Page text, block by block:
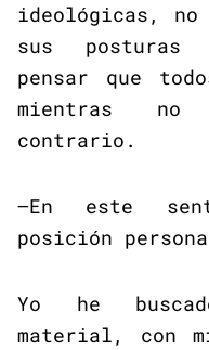
ideológicas,
sus
pensar que
mientras
contrario.
–En este
posición
Yo he
material, con